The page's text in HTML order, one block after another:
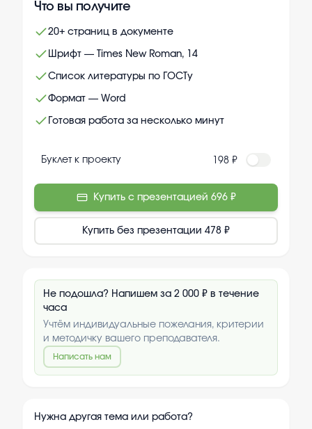
Что вы получите
20+ страниц в документе
Шрифт — Times New Roman, 14
Список литературы по ГОСТу
Формат — Word
Готовая работа за несколько минут
Буклет к проекту 198 ₽
Купить с презентацией 696 ₽
Купить без презентации 478 ₽
Не подошла? Напишем за 2 000 ₽ в течение
часа
Учтём индивидуальные пожелания, критерии
и методичку вашего преподавателя.
Написать нам
Нужна другая тема или работа?